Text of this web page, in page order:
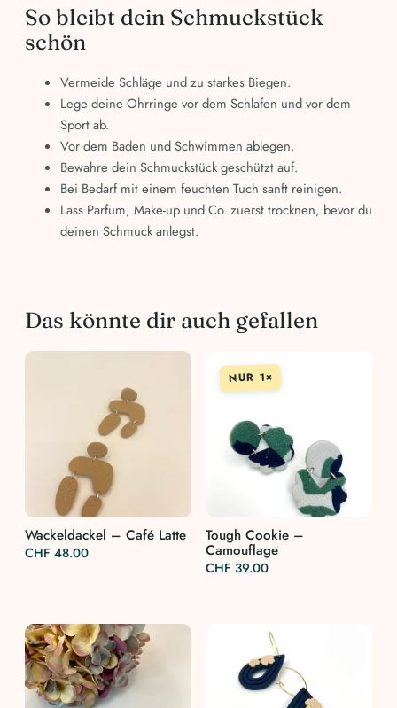
So bleibt dein Schmuckstück
schön
Vermeide Schläge und zu starkes Biegen.
Lege deine Ohrringe vor dem Schlafen und vor dem
Sport ab.
Vor dem Baden und Schwimmen ablegen.
Bewahre dein Schmuckstück geschützt auf.
Bei Bedarf mit einem feuchten Tuch sanft reinigen.
Lass Parfum, Make-up und Co. zuerst trocknen, bevor du
deinen Schmuck anlegst.
Das könnte dir auch gefallen
Wackeldackel – Café Latte
CHF 48.00
NUR 1×
Tough Cookie –
Camouflage
CHF 39.00